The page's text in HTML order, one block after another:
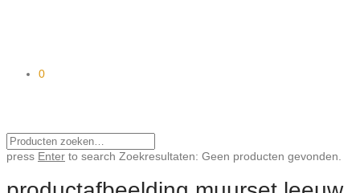
0
press Enter to search Zoekresultaten: Geen producten gevonden.